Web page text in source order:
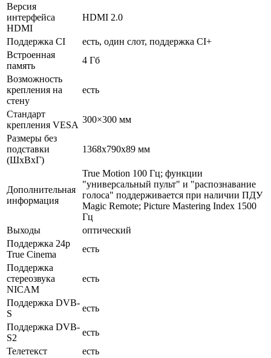
Версия
интерфейса
HDMI
HDMI 2.0
Поддержка CI
есть, один слот, поддержка CI+
Встроенная
память
4 Гб
Возможность
крепления на
стену
есть
Стандарт
крепления VESA
300×300 мм
Размеры без
подставки
(ШxВxГ)
1368x790x89 мм
Дополнительная
информация
True Motion 100 Гц; функции
"универсальный пульт" и "распознавание
голоса" поддерживается при наличии ПДУ
Magic Remote; Picture Mastering Index 1500
Гц
Выходы
оптический
Поддержка 24p
True Cinema
есть
Поддержка
стереозвука
NICAM
есть
Поддержка DVB-
S
есть
Поддержка DVB-
S2
есть
Телетекст
есть